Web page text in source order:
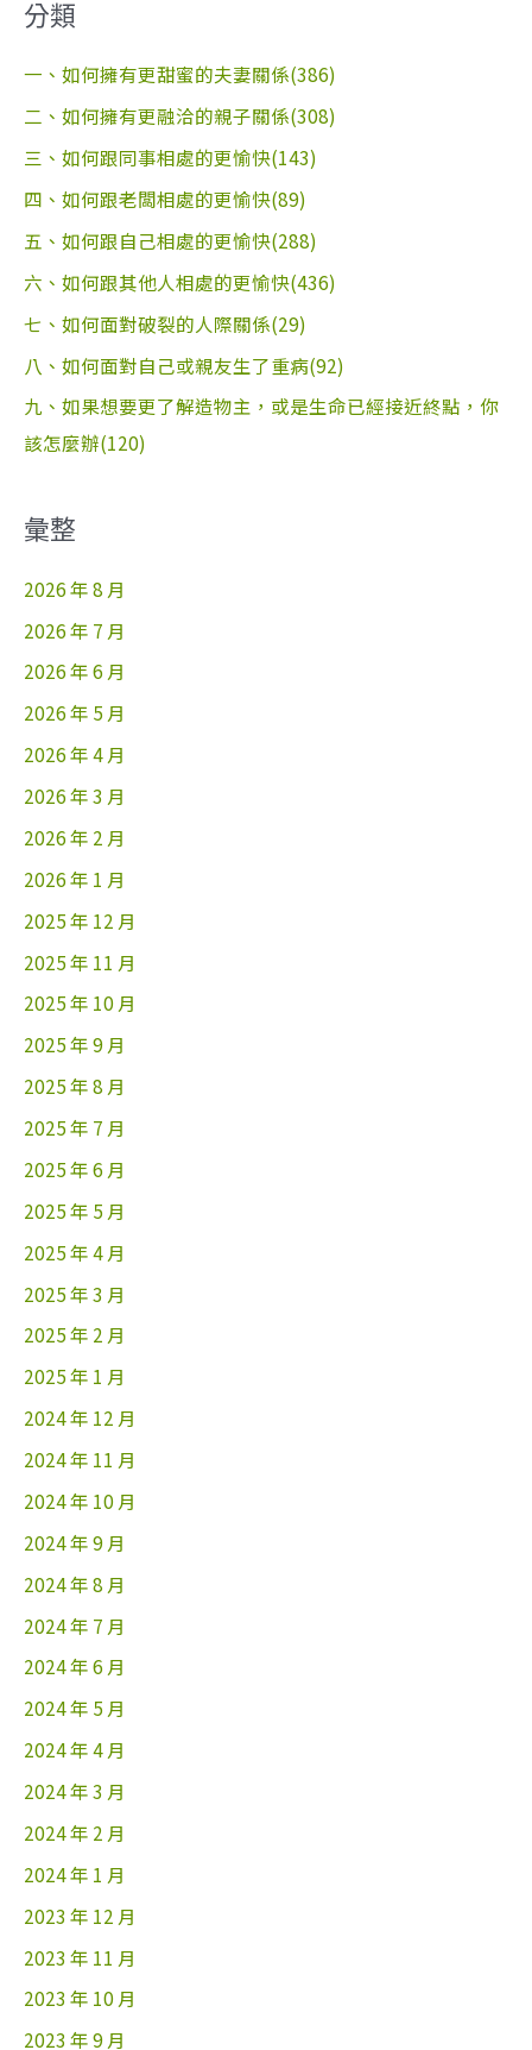
分類
一、如何擁有更甜蜜的夫妻關係(386)
二、如何擁有更融洽的親子關係(308)
三、如何跟同事相處的更愉快(143)
四、如何跟老闆相處的更愉快(89)
五、如何跟自己相處的更愉快(288)
六、如何跟其他人相處的更愉快(436)
七、如何面對破裂的人際關係(29)
八、如何面對自己或親友生了重病(92)
九、如果想要更了解造物主，或是生命已經接近終點，你
該怎麼辦(120)
彙整
2026 年 8 月
2026 年 7 月
2026 年 6 月
2026 年 5 月
2026 年 4 月
2026 年 3 月
2026 年 2 月
2026 年 1 月
2025 年 12 月
2025 年 11 月
2025 年 10 月
2025 年 9 月
2025 年 8 月
2025 年 7 月
2025 年 6 月
2025 年 5 月
2025 年 4 月
2025 年 3 月
2025 年 2 月
2025 年 1 月
2024 年 12 月
2024 年 11 月
2024 年 10 月
2024 年 9 月
2024 年 8 月
2024 年 7 月
2024 年 6 月
2024 年 5 月
2024 年 4 月
2024 年 3 月
2024 年 2 月
2024 年 1 月
2023 年 12 月
2023 年 11 月
2023 年 10 月
2023 年 9 月